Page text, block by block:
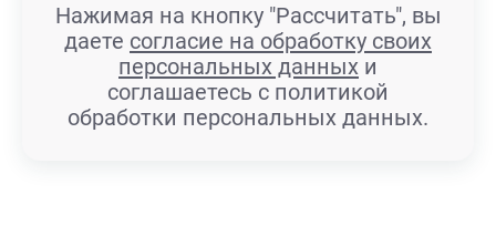
Нажимая на кнопку "Рассчитать", вы
даете согласие на обработку своих
персональных данных и
соглашаетесь с политикой
обработки персональных данных.